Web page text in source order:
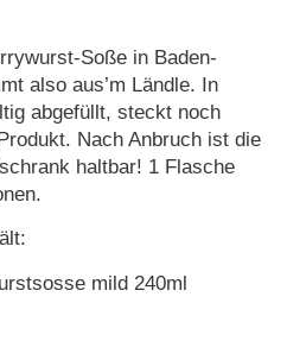
Soße in Baden-
also aus’m Ländle. In
abgefüllt, steckt noch
Nach Anbruch ist die
haltbar! 1 Flasche
mild 240ml